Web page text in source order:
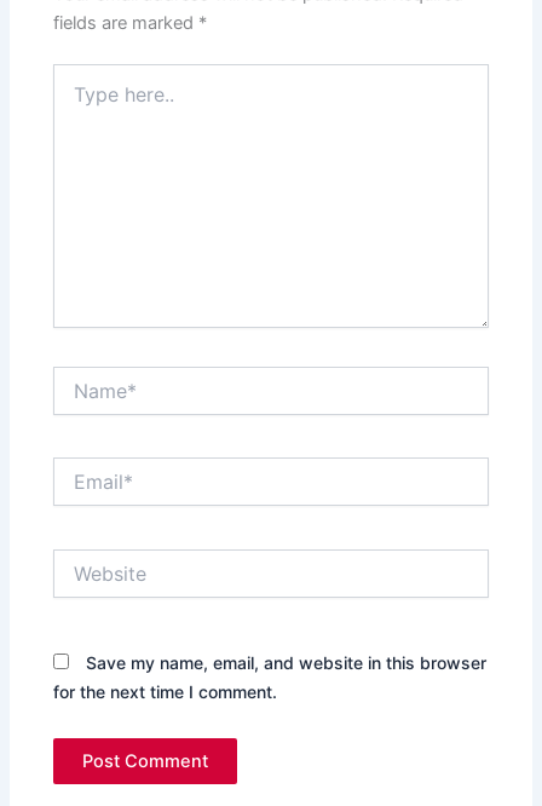
fields are marked *
here..
Save my name, email, and website in this browser
for the next time I comment.